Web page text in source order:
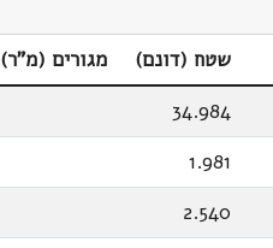
שטח (דונם) מגורים (מ"ר)
34.984
1.981
2.540